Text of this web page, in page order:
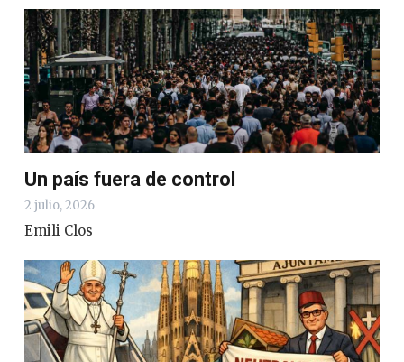
Un país fuera de control
2 julio, 2026
Emili Clos